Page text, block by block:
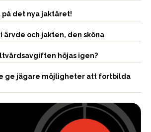
på det nya jaktåret!
ärvde och jakten, den sköna
höjas igen?
ge jägare möjligheter att fortbilda